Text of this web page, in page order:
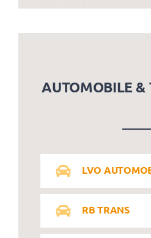
AUTOMOBILE &
LVO
RB TRANS